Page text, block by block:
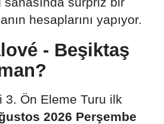
hesaplarını yapıyor.
- Beşiktaş
3. Ön Eleme Turu ilk
2026 Perşembe